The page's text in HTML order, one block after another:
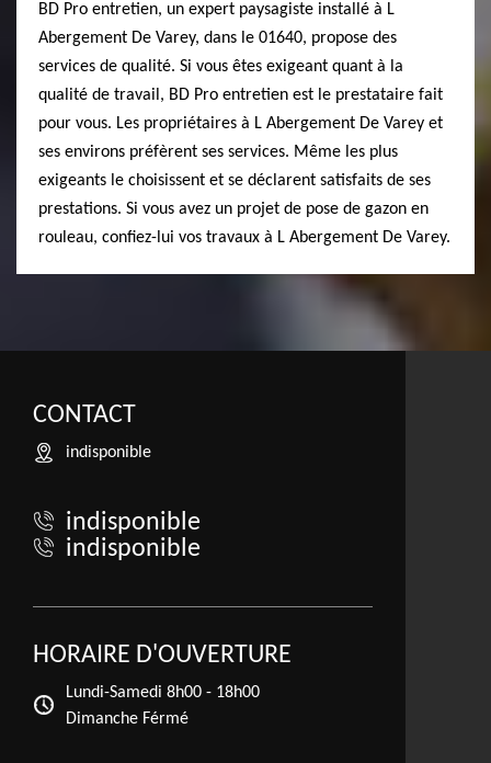
BD Pro entretien, un expert paysagiste installé à L
Abergement De Varey, dans le 01640, propose des
services de qualité. Si vous êtes exigeant quant à la
qualité de travail, BD Pro entretien est le prestataire fait
pour vous. Les propriétaires à L Abergement De Varey et
ses environs préfèrent ses services. Même les plus
exigeants le choisissent et se déclarent satisfaits de ses
prestations. Si vous avez un projet de pose de gazon en
rouleau, confiez-lui vos travaux à L Abergement De Varey.
CONTACT
indisponible
indisponible
indisponible
HORAIRE D'OUVERTURE
Lundi-Samedi 8h00 - 18h00
Dimanche Férmé